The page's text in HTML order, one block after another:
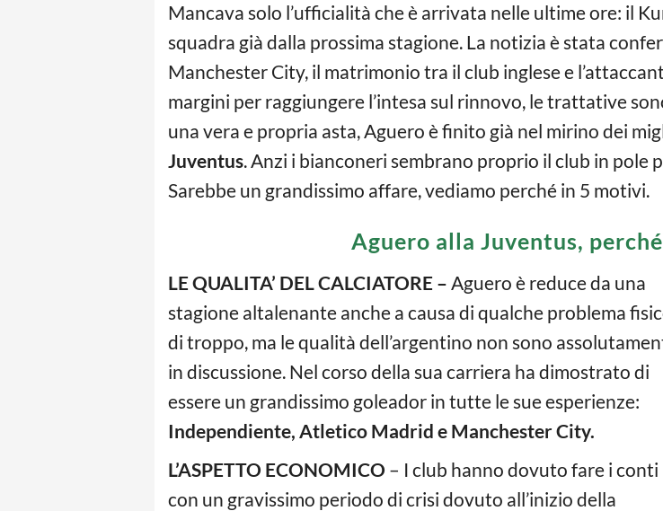
Mancava solo l’ufficialità che è arrivata nelle ultime ore: il
squadra già dalla prossima stagione. La notizia è stata
Manchester City, il matrimonio tra il club inglese e
margini per raggiungere l’intesa sul rinnovo, le trattative
una vera e propria asta, Aguero è finito già nel mirino dei
Juventus. Anzi i bianconeri sembrano proprio il club in pole
Sarebbe un grandissimo affare, vediamo perché in 5 motivi.
Aguero alla Juventus,
LE QUALITA’ DEL CALCIATORE – Aguero è reduce da una
stagione altalenante anche a causa di qualche problema
di troppo, ma le qualità dell’argentino non sono
in discussione. Nel corso della sua carriera ha dimostrato di
essere un grandissimo goleador in tutte le sue esperienze:
Independiente, Atletico Madrid e Manchester City.
L’ASPETTO ECONOMICO – I club hanno dovuto fare i conti
con un gravissimo periodo di crisi dovuto all’inizio della